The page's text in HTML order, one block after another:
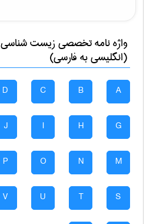
واژه نامه تخصصیزيست شناسی
(انگلیسی به فارسی)
A
B
C
D
G
H
I
J
M
N
O
P
S
T
U
V